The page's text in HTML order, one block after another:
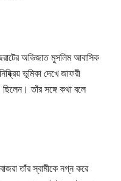
অভিজাত মুসলিম আবাসিক
ভূমিকা দেখে জাফরী
তাঁর সঙ্গে কথা বলে
তাঁর স্বামীকে নগ্ন করে